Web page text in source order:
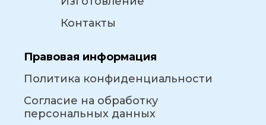
Контакты
Правовая информация
Политика конфиденциальности
Согласие на обработку
персональных данных